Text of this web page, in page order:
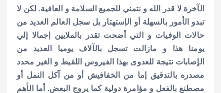
الآخرة لا قدر الله و نتمني للجميع السلامة و العافية. لكن لا
تبدو الأمور بالسهلة أو الإستهتار بل سجل العالم العديد من
حالات الوفيات و التي أضحت تقدر بالملايين إجمالا إلي
يومنا هذا و مازالت تسجل بالآلاف يوميا العديد من
الإصابات نتيجة للعدوى بهذا الفيروس اللقيط و الغير محدد
مصدره بالتدقيق إما من الخفافيش أو من آكل النمل أو
مصطنع بالفعل و مؤامرة دولية كما يروج البعض. أما الأهم